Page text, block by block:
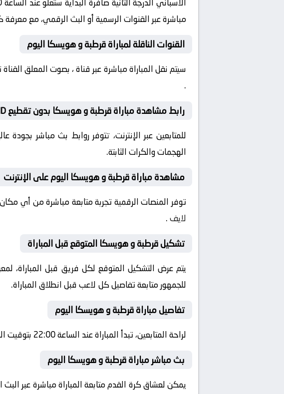
مباشرة عبر القنوات الرسمية أو البث الرقمي، مع معرفة
القنوات الناقلة لمباراة قرطبة و هويسكا اليوم
سيتم نقل المباراة مباشرة عبر قناة ، بصوت المعلق
.
رابط مشاهدة مباراة قرطبة و هويسكا بدون تقطيع HD
للمتابعين عبر الإنترنت، تتوفر روابط بث مباشر
الهجمات والكرات الثابتة.
مشاهدة مباراة قرطبة و هويسكا اليوم على الإنترنت
توفر المنصات الرقمية تجربة متابعة مباشرة من أي
لايف.
تشكيل قرطبة و هويسكا المتوقع قبل المباراة
يتم عرض التشكيل المتوقع لكل فريق قبل المباراة،
للجمهور متابعة تفاصيل كل لاعب قبل انطلاق المباراة.
تفاصيل مباراة قرطبة و هويسكا اليوم
لراحة المتابعين، تبدأ المباراة عند الساعة 22:00 بتوقيت السعودية، مع إمكانية ضبط التنبيهات لمتابعة كل لحظة من المباراة مباشرة.
بث مباشر مباراة قرطبة و هويسكا اليوم
يمكن لعشاق كرة القدم متابعة المباراة مباشرة عبر